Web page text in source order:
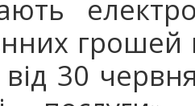
грошей
від 30